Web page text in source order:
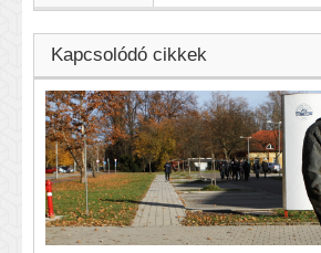
Kapcsolódó cikkek